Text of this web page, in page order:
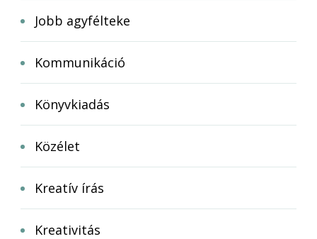
Jobb agyfélteke
Kommunikáció
Könyvkiadás
Közélet
Kreatív írás
Kreativitás